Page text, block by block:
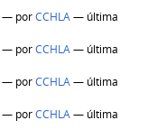
— porCCHLA— última
— porCCHLA— última
— porCCHLA— última
— porCCHLA— última